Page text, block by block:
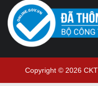
Copyright © 2026